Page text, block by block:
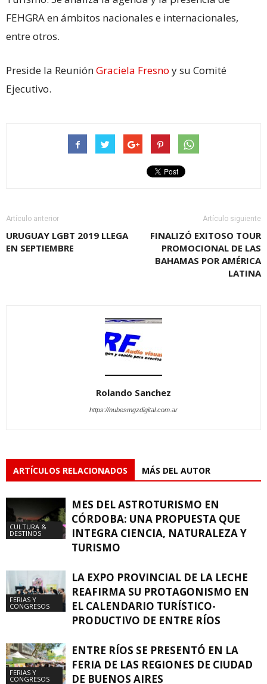
FEHGRA en ámbitos nacionales e internacionales,
entre otros.
Preside la ReuniónGraciela Fresno y su Comité
Ejecutivo.
Artículo anterior
URUGUAY LGBT 2019 LLEGA
EN SEPTIEMBRE
Artículo siguiente
FINALIZÓ EXITOSO TOUR
PROMOCIONAL DE LAS
BAHAMAS POR AMÉRICA
LATINA
Rolando Sanchez
https://nubesmgzdigital.com.ar
ARTÍCULOS RELACIONADOS MÁS DEL AUTOR
CULTURA &
DESTINOS
MES DEL ASTROTURISMO EN
CÓRDOBA: UNA PROPUESTA QUE
INTEGRA CIENCIA, NATURALEZA Y
TURISMO
FERIAS Y
CONGRESOS
LA EXPO PROVINCIAL DE LA LECHE
REAFIRMA SU PROTAGONISMO EN
EL CALENDARIO TURÍSTICO-
PRODUCTIVO DE ENTRE RÍOS
FERIAS Y
CONGRESOS
ENTRE RÍOS SE PRESENTÓ EN LA
FERIA DE LAS REGIONES DE CIUDAD
DE BUENOS AIRES